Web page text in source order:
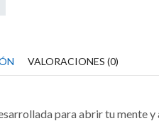
VALORACIONES (0)
para abrir tu mente